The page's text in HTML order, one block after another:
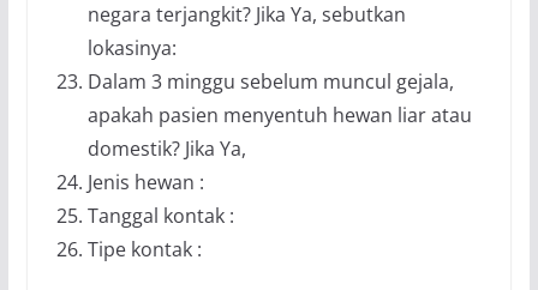
negara terjangkit? Jika Ya, sebutkan
lokasinya:
Dalam 3 minggu sebelum muncul gejala,
apakah pasien menyentuh hewan liar atau
domestik? Jika Ya,
Jenis hewan :
Tanggal kontak :
Tipe kontak :